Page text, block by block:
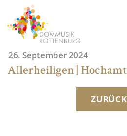
content
26. September 2024
Allerheiligen | Hochamt
ZURÜCK